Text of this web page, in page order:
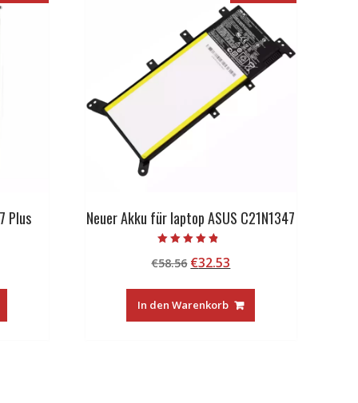
Plus Neuer Akku für laptop ASUS C21N1347
4.50
von 5
€58.56 Ursprünglicher
war:
€58.56
€32.53
ist:
€32.53.
In den Warenkorb